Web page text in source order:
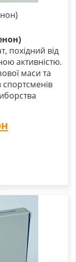
похідний від
активністю.
маси та